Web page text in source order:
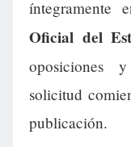
Oficial del
oposiciones
solicitud
publicación.